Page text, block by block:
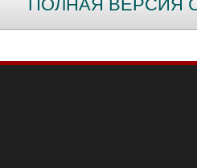
ПОЛНАЯ ВЕРСИЯ